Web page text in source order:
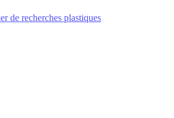
de recherches plastiques